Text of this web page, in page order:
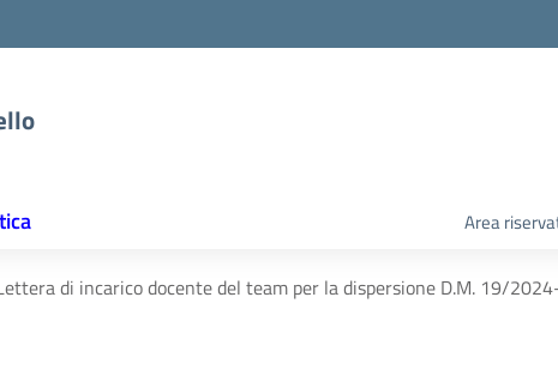
Area
di incarico docente del team per la dispersione D.M. 19/